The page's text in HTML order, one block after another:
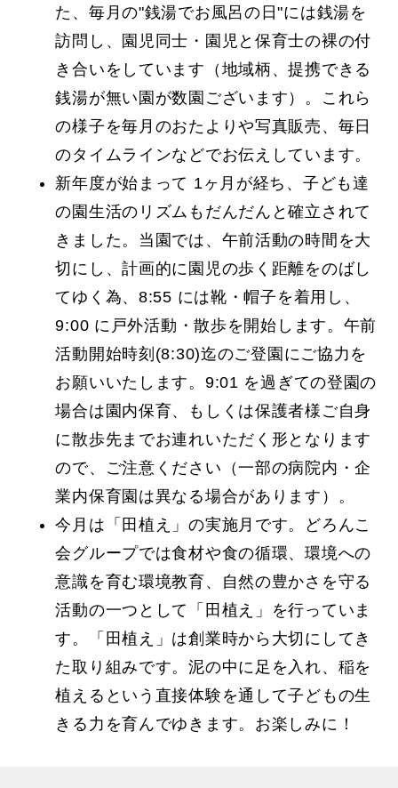
た、毎月の"銭湯でお風呂の日"には銭湯を
訪問し、園児同士・園児と保育士の裸の付
き合いをしています（地域柄、提携できる
銭湯が無い園が数園ございます）。これら
の様子を毎月のおたよりや写真販売、毎日
のタイムラインなどでお伝えしています。
新年度が始まって 1ヶ月が経ち、子ども達
の園生活のリズムもだんだんと確立されて
きました。当園では、午前活動の時間を大
切にし、計画的に園児の歩く距離をのばし
てゆく為、8:55 には靴・帽子を着用し、
9:00 に戸外活動・散歩を開始します。午前
活動開始時刻(8:30)迄のご登園にご協力を
お願いいたします。 9:01 を過ぎての登園の
場合は園内保育、もしくは保護者様ご自身
に散歩先までお連れいただく形となります
ので、ご注意ください（一部の病院内・企
業内保育園は異なる場合があります）。
今月は「田植え」の実施月です。どろんこ
会グループでは食材や食の循環、環境への
意識を育む環境教育、自然の豊かさを守る
活動の一つとして「田植え」を行っていま
す。「田植え」は創業時から大切にしてき
た取り組みです。泥の中に足を入れ、稲を
植えるという直接体験を通して子どもの生
きる力を育んでゆきます。お楽しみに！